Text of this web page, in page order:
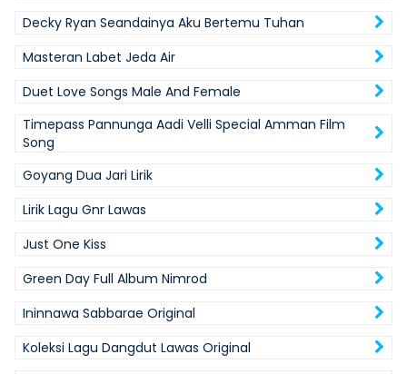
Decky Ryan Seandainya Aku Bertemu Tuhan
Masteran Labet Jeda Air
Duet Love Songs Male And Female
Timepass Pannunga Aadi Velli Special Amman Film
Song
Goyang Dua Jari Lirik
Lirik Lagu Gnr Lawas
Just One Kiss
Green Day Full Album Nimrod
Ininnawa Sabbarae Original
Koleksi Lagu Dangdut Lawas Original